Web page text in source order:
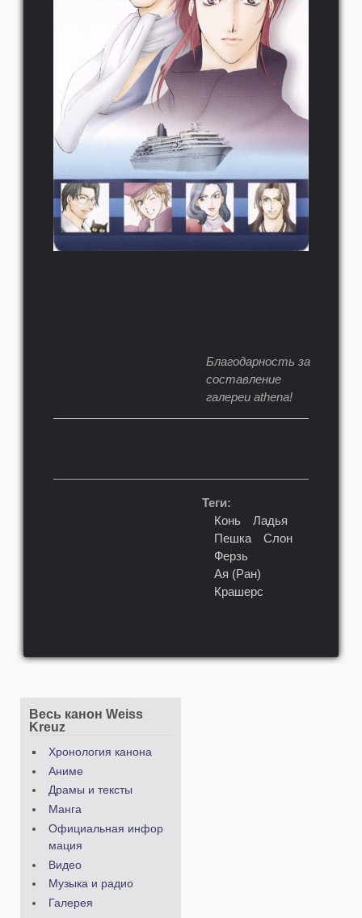
Благодарность за
составление
галереи athena!
Теги:
Конь
Ладья
Пешка
Слон
Ферзь
Ая (Ран)
Крашерс
Весь канон Weiss
Kreuz
Хронология канона
Аниме
Драмы и тексты
Манга
Официальная инфор
мация
Видео
Музыка и радио
Галерея